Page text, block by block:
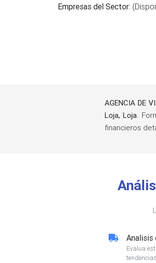
Empresas del Sector:
AGENCIA DE
Loja, Loja.
financieros
Analisis
Evalua